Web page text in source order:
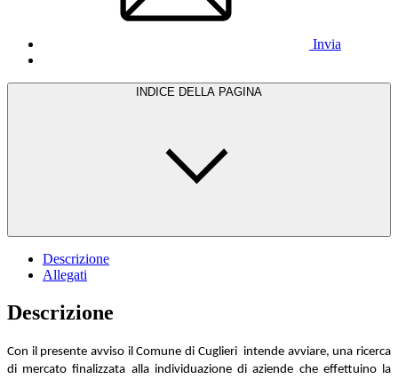
Invia
INDICE DELLA PAGINA
Descrizione
Allegati
Descrizione
Con il presente avviso il Comune di Cuglieri intende avviare, una ricerca
di mercato finalizzata alla individuazione di aziende che effettuino la